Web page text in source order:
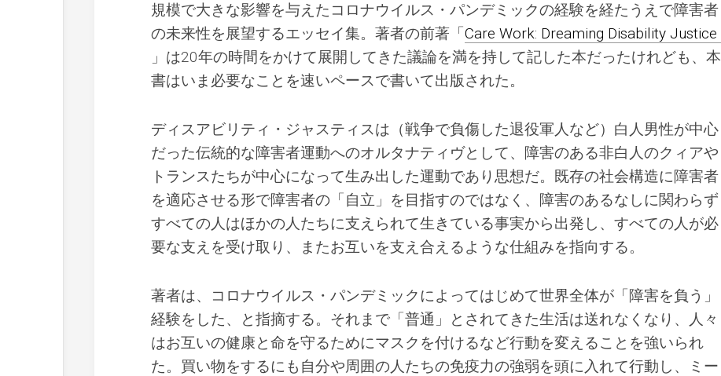
規模で大きな影響を与えたコロナウイルス・パンデミックの経験を経たうえで障害者
の未来性を展望するエッセイ集。著者の前著「Care Work: Dreaming Disability Justice
」は20年の時間をかけて展開してきた議論を満を持して記した本だったけれども、本
書はいま必要なことを速いペースで書いて出版された。
ディスアビリティ・ジャスティスは（戦争で負傷した退役軍人など）白人男性が中心
だった伝統的な障害者運動へのオルタナティヴとして、障害のある非白人のクィアや
トランスたちが中心になって生み出した運動であり思想だ。既存の社会構造に障害者
を適応させる形で障害者の「自立」を目指すのではなく、障害のあるなしに関わらず
すべての人はほかの人たちに支えられて生きている事実から出発し、すべての人が必
要な支えを受け取り、またお互いを支え合えるような仕組みを指向する。
著者は、コロナウイルス・パンデミックによってはじめて世界全体が「障害を負う」
経験をした、と指摘する。それまで「普通」とされてきた生活は送れなくなり、人々
はお互いの健康と命を守るためにマスクを付けるなど行動を変えることを強いられ
た。買い物をするにも自分や周囲の人たちの免疫力の強弱を頭に入れて行動し、ミー